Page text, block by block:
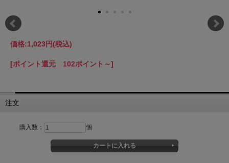
価格:1,023円(税込)
[ポイント還元 102ポイント～]
注文
購入数： 個